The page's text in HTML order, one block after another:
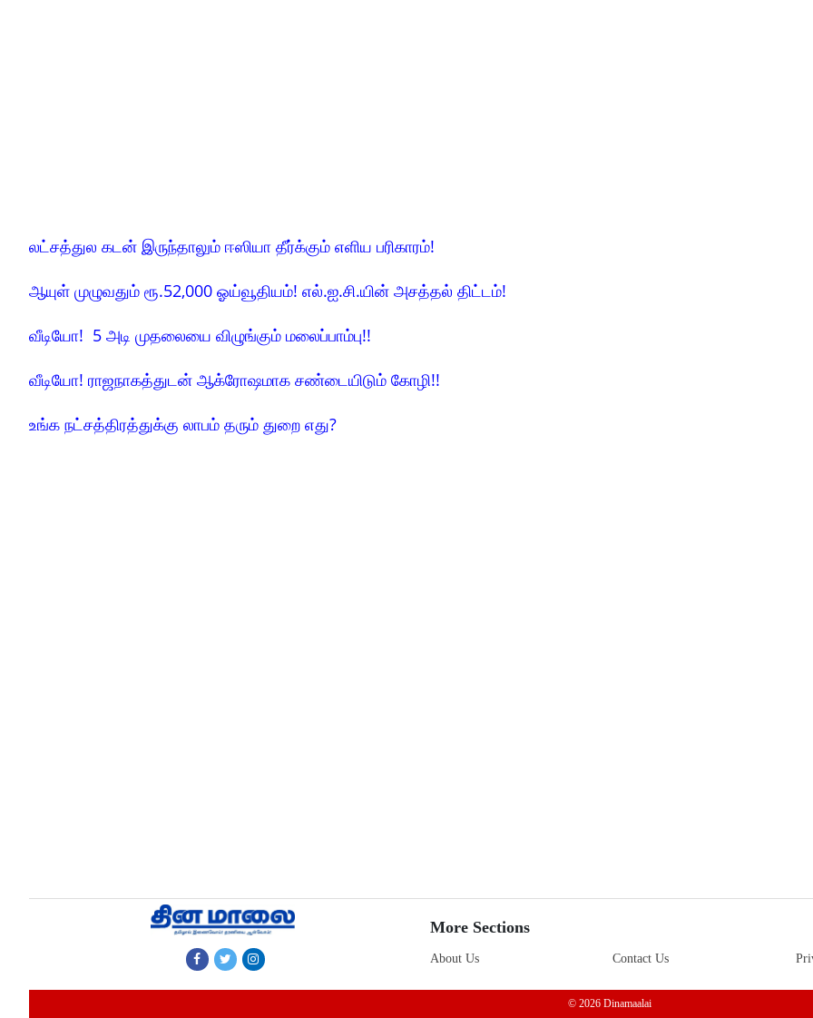
லட்சத்துல கடன் இருந்தாலும் ஈஸியா தீர்க்கும் எளிய பரிகாரம்!
ஆயுள் முழுவதும் ரூ.52,000 ஓய்வூதியம்! எல்.ஐ.சி.யின் அசத்தல் திட்டம்!
வீடியோ! 5 அடி முதலையை விழுங்கும் மலைப்பாம்பு!!
வீடியோ! ராஜநாகத்துடன் ஆக்ரோஷமாக சண்டையிடும் கோழி!!
உங்க நட்சத்திரத்துக்கு லாபம் தரும் துறை எது?
More Sections
About Us Contact Us
© 2026 Dinamaalai